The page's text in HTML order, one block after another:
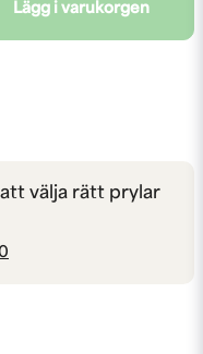
Lägg i varukorgen
välja rätt prylar